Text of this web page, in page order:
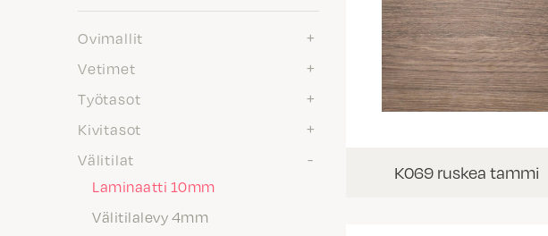
Ovimallit
Vetimet
Työtasot
Kivitasot
Välitilat
Laminaatti 10mm
Välitilalevy 4mm
K069 ruskea tammi